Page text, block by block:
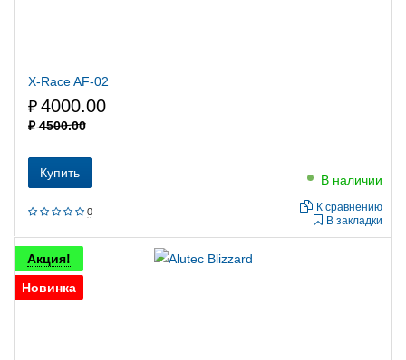
X-Race AF-02
0
₽ 4000.00
₽ 4500.00
В наличии
В закладки
К сравнению
Купить
Акция!
Новинка